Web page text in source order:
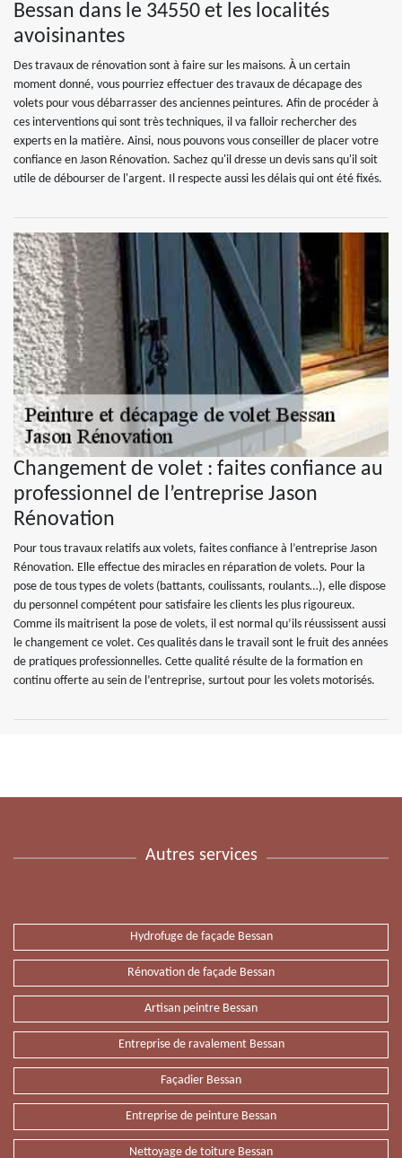
Bessan dans le 34550 et les localités
avoisinantes
Des travaux de rénovation sont à faire sur les maisons. À un certain
moment donné, vous pourriez effectuer des travaux de décapage des
volets pour vous débarrasser des anciennes peintures. Afin de procéder à
ces interventions qui sont très techniques, il va falloir rechercher des
experts en la matière. Ainsi, nous pouvons vous conseiller de placer votre
confiance en Jason Rénovation. Sachez qu'il dresse un devis sans qu'il soit
utile de débourser de l'argent. Il respecte aussi les délais qui ont été fixés.
Changement de volet : faites confiance au
professionnel de l’entreprise Jason
Rénovation
Pour tous travaux relatifs aux volets, faites confiance à l’entreprise Jason
Rénovation. Elle effectue des miracles en réparation de volets. Pour la
pose de tous types de volets (battants, coulissants, roulants…), elle dispose
du personnel compétent pour satisfaire les clients les plus rigoureux.
Comme ils maitrisent la pose de volets, il est normal qu’ils réussissent aussi
le changement ce volet. Ces qualités dans le travail sont le fruit des années
de pratiques professionnelles. Cette qualité résulte de la formation en
continu offerte au sein de l’entreprise, surtout pour les volets motorisés.
Autres services
Hydrofuge de façade Bessan
Rénovation de façade Bessan
Artisan peintre Bessan
Entreprise de ravalement Bessan
Façadier Bessan
Entreprise de peinture Bessan
Nettoyage de toiture Bessan